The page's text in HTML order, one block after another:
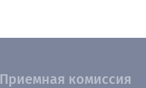
Приемная комиссия